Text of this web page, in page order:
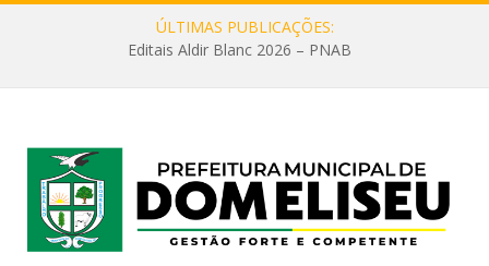
ÚLTIMAS PUBLICAÇÕES:
Editais Aldir Blanc 2026 – PNAB